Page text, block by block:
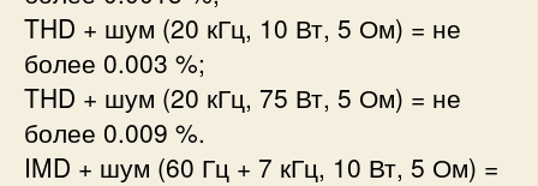
THD + шум (20 кГц, 10 Вт, 5 Ом) = не
более 0.003 %;
THD + шум (20 кГц, 75 Вт, 5 Ом) = не
более 0.009 %.
IMD + шум (60 Гц + 7 кГц, 10 Вт, 5 Ом) =